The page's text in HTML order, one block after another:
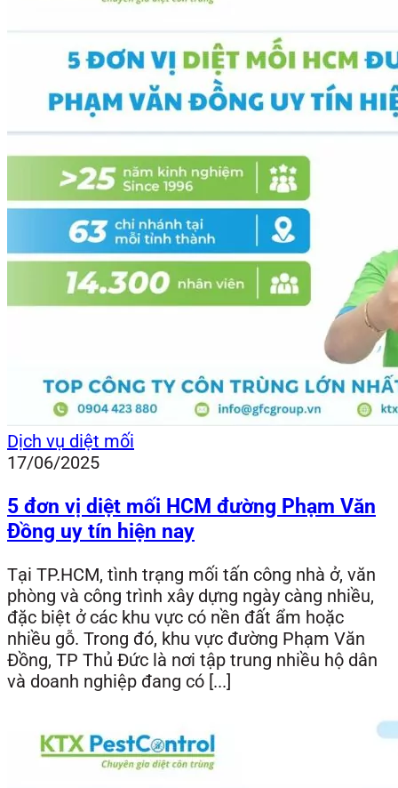
Dịch vụ diệt mối
17/06/2025
5 đơn vị diệt mối HCM đường Phạm Văn
Đồng uy tín hiện nay
Tại TP.HCM, tình trạng mối tấn công nhà ở, văn
phòng và công trình xây dựng ngày càng nhiều,
đặc biệt ở các khu vực có nền đất ẩm hoặc
nhiều gỗ. Trong đó, khu vực đường Phạm Văn
Đồng, TP Thủ Đức là nơi tập trung nhiều hộ dân
và doanh nghiệp đang có [...]